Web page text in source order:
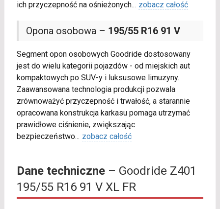
ich przyczepność na ośnieżonych... zobacz całość
Opona osobowa – 195/55 R16 91 V
Segment opon osobowych Goodride dostosowany
jest do wielu kategorii pojazdów - od miejskich aut
kompaktowych po SUV-y i luksusowe limuzyny.
Zaawansowana technologia produkcji pozwala
zrównoważyć przyczepność i trwałość, a starannie
opracowana konstrukcja karkasu pomaga utrzymać
prawidłowe ciśnienie, zwiększając
bezpieczeństwo... zobacz całość
Dane techniczne– Goodride Z401
195/55 R16 91 V XL FR